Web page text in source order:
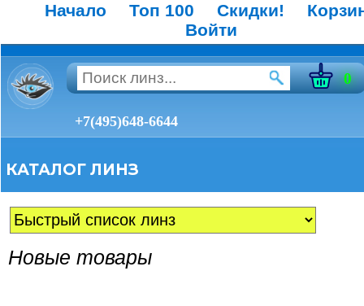
Начало Топ 100 Скидки!
Войти
0
+7(495)648-6644
КАТАЛОГ ЛИНЗ
Новые товары